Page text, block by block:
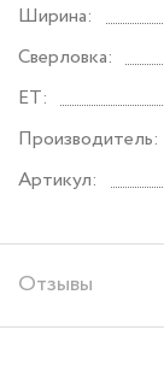
Отзывы
Ширина:
Сверловка:
ET:
Производитель:
Артикул: